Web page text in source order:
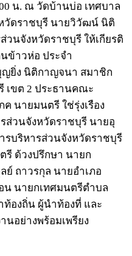
น. ณ วัดบ้านบ่อ เทศบาล
วัดราชบุรี นายวิวัฒน์ นิติ
นจังหวัดราชบุรี ให้เกียรติ
ข้าวห่อ ประจำ
ญยิ่ง นิติกาญจนา สมาชิก
เขต 2 ประธานคณะ
นายมนตรี ใช่รุ่งเรือง
ส่วนจังหวัดราชบุรี นายอุ
บริหารส่วนจังหวัดราชบุรี
รี ด้วงปรึกษา นายก
ถาวรกุล นายอำเภอ
น นายกเทศมนตรีตำบล
องถิ่น ผู้นำท้องที่ และ
อย่างพร้อมเพรียง